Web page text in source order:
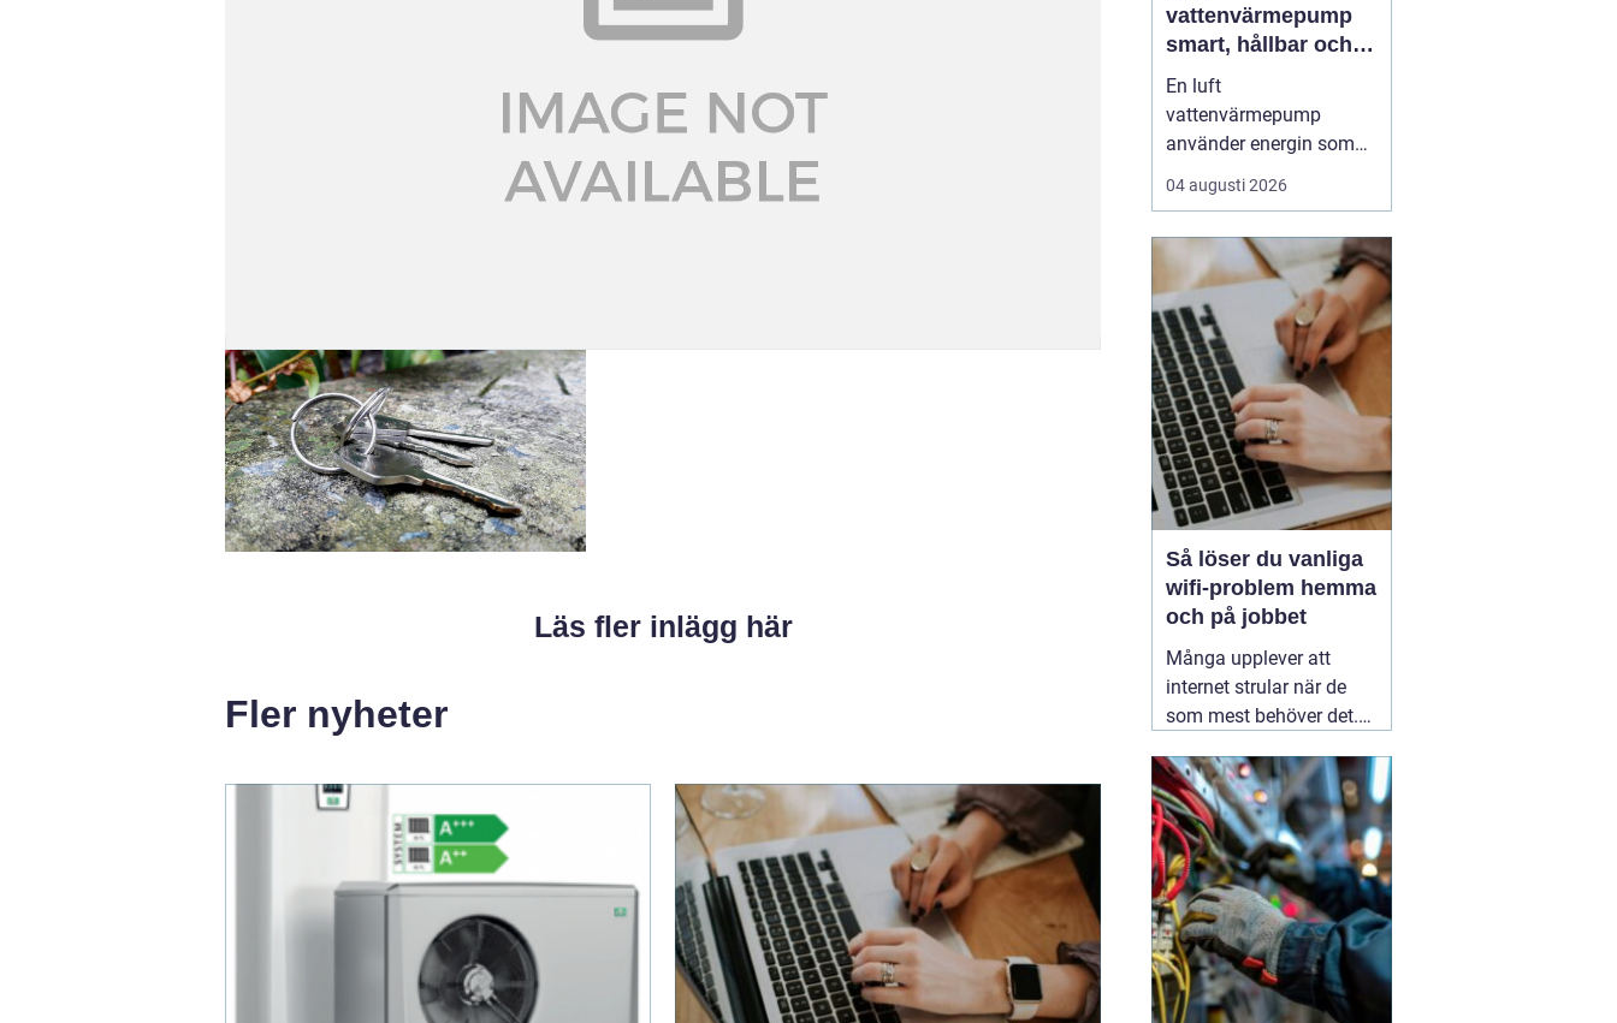
Läs fler inlägg här
Fler nyheter
vattenvärmepump
smart, hållbar och
enkel uppvärmning
av huset
En luft
vattenvärmepump
använder energin som
redan finns i
utomhusluften för att
varmvatten. Den kräver
varken borrhål eller
grävning och kan sänka
uppvärmningskostnaden
med upp till omkring
7580 % jämfört med
äldre el- eller olje...
04 augusti 2026
Så löser du vanliga
wifi-problem hemma
och på jobbet
Många upplever att
internet strular när de
som mest behöver det.
videos hackar och
uppkopplingen faller
bort utan förvarning.
Ofta handlar det inte om
att internetleverantören
är dålig, utan01 augusti
2026